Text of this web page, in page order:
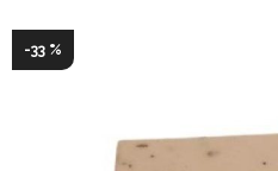
-33 %